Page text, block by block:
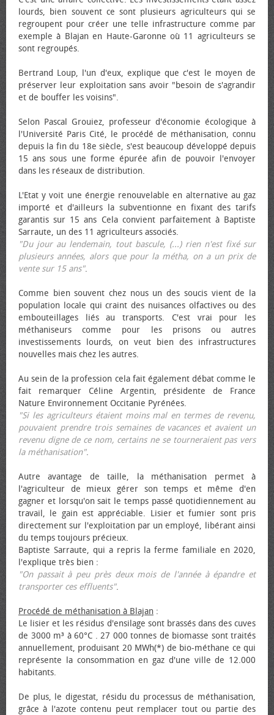
lourds, bien souvent ce sont plusieurs agriculteurs qui se
regroupent pour créer une telle infrastructure comme par
exemple à Blajan en Haute-Garonne où 11 agriculteurs se
sont regroupés.
Bertrand Loup, l'un d'eux, explique que c'est le moyen de
préserver leur exploitation sans avoir "besoin de s'agrandir
et de bouffer les voisins".
Selon Pascal Grouiez, professeur d'économie écologique à
l'Université Paris Cité, le procédé de méthanisation, connu
depuis la fin du 18e siècle, s'est beaucoup développé depuis
15 ans sous une forme épurée afin de pouvoir l'envoyer
dans les réseaux de distribution.
L'Etat y voit une énergie renouvelable en alternative au gaz
importé et d'ailleurs la subventionne en fixant des tarifs
garantis sur 15 ans Cela convient parfaitement à Baptiste
Sarraute, un des 11 agriculteurs associés.
"Du jour au lendemain, tout bascule, (...) rien n'est fixé sur
plusieurs années, alors que pour la métha, on a un prix de
vente sur 15 ans".
Comme bien souvent chez nous un des soucis vient de la
population locale qui craint des nuisances olfactives ou des
embouteillages liés au transports. C'est vrai pour les
méthaniseurs comme pour les prisons ou autres
investissements lourds, on veut bien des infrastructures
nouvelles mais chez les autres.
Au sein de la profession cela fait également débat comme le
fait remarquer Céline Argentin, présidente de France
Nature Environnement Occitanie Pyrénées.
"Si les agriculteurs étaient moins mal en termes de revenu,
pouvaient prendre trois semaines de vacances et avaient un
revenu digne de ce nom, certains ne se tourneraient pas vers
la méthanisation".
Autre avantage de taille, la méthanisation permet à
l'agriculteur de mieux gérer son temps et même d'en
gagner et lorsqu'on sait le temps passé quotidiennement au
travail, le gain est appréciable. Lisier et fumier sont pris
directement sur l'exploitation par un employé, libérant ainsi
du temps toujours précieux.
Baptiste Sarraute, qui a repris la ferme familiale en 2020,
l'explique très bien :
"On passait à peu près deux mois de l'année à épandre et
transporter ces effluents".
Procédé de méthanisation à Blajan :
Le lisier et les résidus d'ensilage sont brassés dans des cuves
de 3000 m³ à 60°C . 27 000 tonnes de biomasse sont traités
annuellement, produisant 20 MWh(*) de bio-méthane ce qui
représente la consommation en gaz d'une ville de 12.000
habitants.
De plus, le digestat, résidu du processus de méthanisation,
grâce à l'azote contenu peut remplacer tout ou partie des